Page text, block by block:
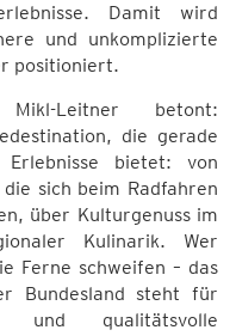
Damit wird
und unkomplizierte
positioniert.
Mikl-Leitner betont:
die gerade
bietet: von
sich beim Radfahren
über Kulturgenuss im
Kulinarik. Wer
Ferne schweifen – das
Bundesland steht für
und qualitätsvolle